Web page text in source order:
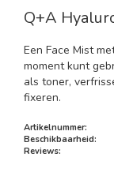
Q+A
Een Face Mist
moment kunt
als toner,
fixeren.
Artikelnummer:
Beschikbaarheid:
Reviews: